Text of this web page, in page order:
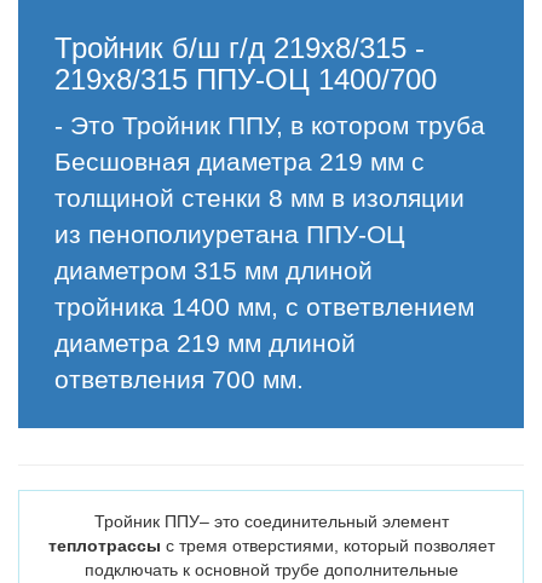
Тройник б/ш г/д 219х8/315 -
219х8/315 ППУ-ОЦ 1400/700
- Это Тройник ППУ, в котором труба
Бесшовная диаметра 219 мм с
толщиной стенки 8 мм в изоляции
из пенополиуретана ППУ-ОЦ
диаметром 315 мм длиной
тройника 1400 мм, с ответвлением
диаметра 219 мм длиной
ответвления 700 мм.
Тройник ППУ– это соединительный элемент
теплотрассы с тремя отверстиями, который позволяет
подключать к основной трубе дополнительные